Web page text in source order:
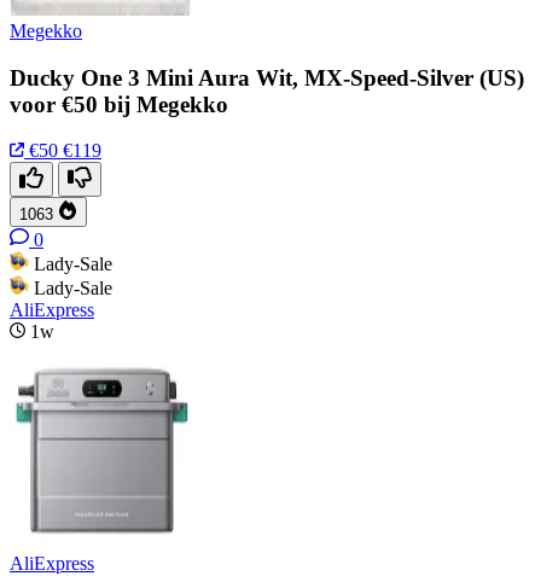
Megekko
Ducky One 3 Mini Aura Wit, MX-Speed-Silver (US)
voor €50 bij Megekko
€50 €119
1063
0
Lady-Sale
Lady-Sale
AliExpress
1w
AliExpress